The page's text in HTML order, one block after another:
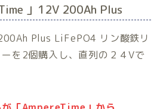
」12V 200Ah Plus
Plus LiFePO4 リン酸鉄リ
を2個購入し、直列の２４Vで